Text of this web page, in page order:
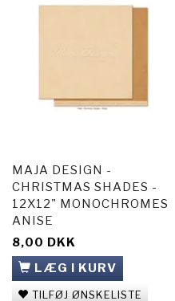
MAJA DESIGN -
CHRISTMAS SHADES -
12X12" MONOCHROMES
ANISE
8,00 DKK
LÆG I KURV
TILFØJ ØNSKELISTE